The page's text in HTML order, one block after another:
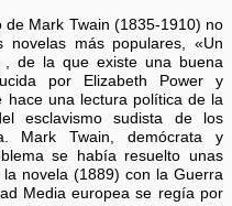
Mark Twain (1835-1910) no
más populares, «Un
de la que existe una buena
por Elizabeth Power y
hace una lectura política de la
esclavismo sudista de los
Mark Twain, demócrata y
se había resuelto unas
novela (1889) con la Guerra
Media europea se regía por